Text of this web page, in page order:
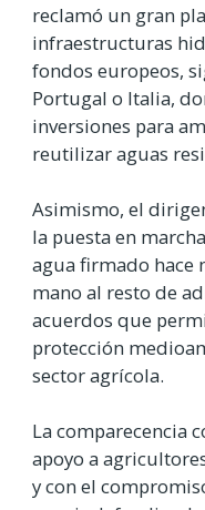
reclamó un gran
infraestructuras
fondos europeos,
Portugal o Italia,
inversiones para
reutilizar aguas
Asimismo, el
la puesta en
agua firmado hace
mano al resto de
acuerdos que
protección
sector agrícola.
La comparecencia
apoyo a
y con el